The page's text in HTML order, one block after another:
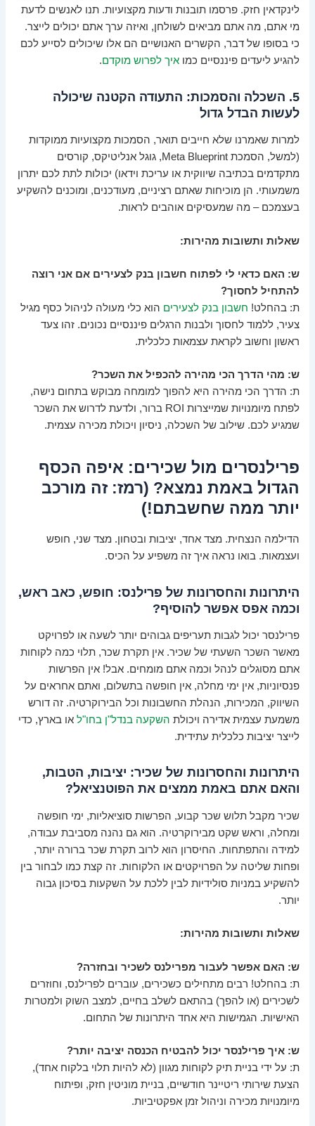
לינקדאין חזק. פרסמו תובנות ודעות מקצועיות. תנו לאנשים לדעת
מי אתם, מה אתם מביאים לשולחן, ואיזה ערך אתם יכולים לייצר.
כי בסופו של דבר, הקשרים האנושיים הם אלו שיכולים לסייע לכם
להגיע ליעדים פיננסיים כמואיך לפרוש מוקדם.
5. השכלה והסמכות: התעודה הקטנה שיכולה
לעשות הבדל גדול
למרות שאמרנו שלא חייבים תואר, הסמכות מקצועיות ממוקדות
(למשל, הסמכת Meta Blueprint, גוגל אנליטיקס, קורסים
מתקדמים בכתיבה שיווקית או עריכת וידאו) יכולות לתת לכם יתרון
משמעותי. הן מוכיחות שאתם רציניים, מעודכנים, ומוכנים להשקיע
בעצמכם – מה שמעסיקים אוהבים לראות.
שאלות ותשובות מהירות:
ש: האם כדאי לי לפתוח חשבון בנק לצעירים אם אני רוצה
להתחיל לחסוך?
ת: בהחלט! חשבון בנק לצעירים הוא כלי מעולה לניהול כסף מגיל
צעיר, ללמוד לחסוך ולבנות הרגלים פיננסיים נכונים. זהו צעד
ראשון וחשוב לקראת עצמאות כלכלית.
ש: מהי הדרך הכי מהירה להכפיל את השכר?
ת: הדרך הכי מהירה היא להפוך למומחה מבוקש בתחום נישה,
לפתח מיומנויות שמייצרות ROI ברור, ולדעת לדרוש את השכר
שמגיע לכם. שילוב של השכלה, ניסיון ויכולת מכירה עצמית.
פרילנסרים מול שכירים: איפה הכסף
הגדול באמת נמצא? (רמז: זה מורכב
יותר ממה שחשבתם!)
הדילמה הנצחית. מצד אחד, יציבות ובטחון. מצד שני, חופש
ועצמאות. בואו נראה איך זה משפיע על הכיס.
היתרונות והחסרונות של פרילנס: חופש, כאב ראש,
וכמה אפס אפשר להוסיף?
פרילנסר יכול לגבות תעריפים גבוהים יותר לשעה או לפרויקט
מאשר השכר השעתי של שכיר. אין תקרת שכר, תלוי כמה לקוחות
אתם מסוגלים לנהל וכמה אתם מומחים. אבל! אין הפרשות
פנסיוניות, אין ימי מחלה, אין חופשה בתשלום, ואתם אחראים על
השיווק, המכירות, הנהלת החשבונות וכל הבירוקרטיה. זה דורש
משמעת עצמית אדירה ויכולת השקעה בנדל"ן בחו"ל או בארץ, כדי
לייצר יציבות כלכלית עתידית.
היתרונות והחסרונות של שכיר: יציבות, הטבות,
והאם אתם באמת ממצים את הפוטנציאל?
שכיר מקבל תלוש שכר קבוע, הפרשות סוציאליות, ימי חופשה
ומחלה, וראש שקט מבירוקרטיה. הוא גם נהנה מסביבת עבודה,
למידה והתפתחות. החיסרון הוא לרוב תקרת שכר ברורה יותר,
ופחות שליטה על הפרויקטים או הלקוחות. זה קצת כמו לבחור בין
להשקיע במניות סולידיות לבין ללכת על השקעות בסיכון גבוה
יותר.
שאלות ותשובות מהירות:
ש: האם אפשר לעבור מפרילנס לשכיר ובחזרה?
ת: בהחלט! רבים מתחילים כשכירים, עוברים לפרילנס, וחוזרים
לשכירים (או להפך) בהתאם לשלב בחיים, למצב השוק ולמטרות
האישיות. הגמישות היא אחד היתרונות של התחום.
ש: איך פרילנסר יכול להבטיח הכנסה יציבה יותר?
ת: על ידי בניית תיק לקוחות מגוון (לא להיות תלוי בלקוח אחד),
הצעת שירותי ריטיינר חודשיים, בניית מוניטין חזק, ופיתוח
מיומנויות מכירה וניהול זמן אפקטיביות.